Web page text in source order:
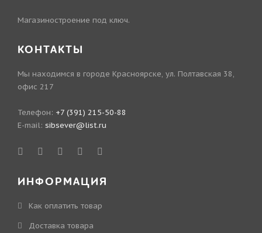
Магазиностроение под ключ.
КОНТАКТЫ
Мы находимся в городе Красноярске, ул. Полтавская 38,
офис 217
Телефон: +7 (391) 215-50-88
E-mail: sibsever@list.ru
ИНФОРМАЦИЯ
Как оплатить товар
Доставка товара